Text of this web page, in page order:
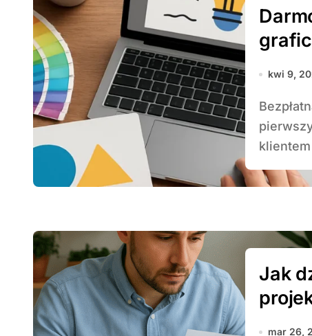
kwi 9,
Bezpłatna wycena projektu graficznego to jeden z
klientem
Jak
mar 26,